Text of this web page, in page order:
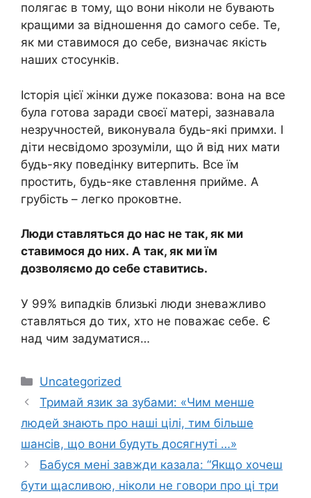
полягає в тому, що вони ніколи не бувають
кращими за відношення до самого себе. Те,
як ми ставимося до себе, визначає якість
наших стосунків.
Історія цієї жінки дуже показова: вона на все
була готова заради своєї матері, зазнавала
незручностей, виконувала будь-які примхи. І
діти несвідомо зрозуміли, що й від них мати
будь-яку поведінку витерпить. Все їм
простить, будь-яке ставлення прийме. А
грубість – легко проковтне.
Люди ставляться до нас не так, як ми
ставимося до них. А так, як ми їм
дозволяємо до себе ставитись.
У 99% випадків близькі люди зневажливо
ставляться до тих, хто не поважає себе. Є
над чим задуматися…
Категорії
Uncategorized
Тримай язик за зубами: «Чим менше
людей знають про наші цілі, тим більше
шансів, що вони будуть досягнуті …»
Бабуся мені завжди казала: “Якщо хочеш
бути щасливою, ніколи не говори про ці три